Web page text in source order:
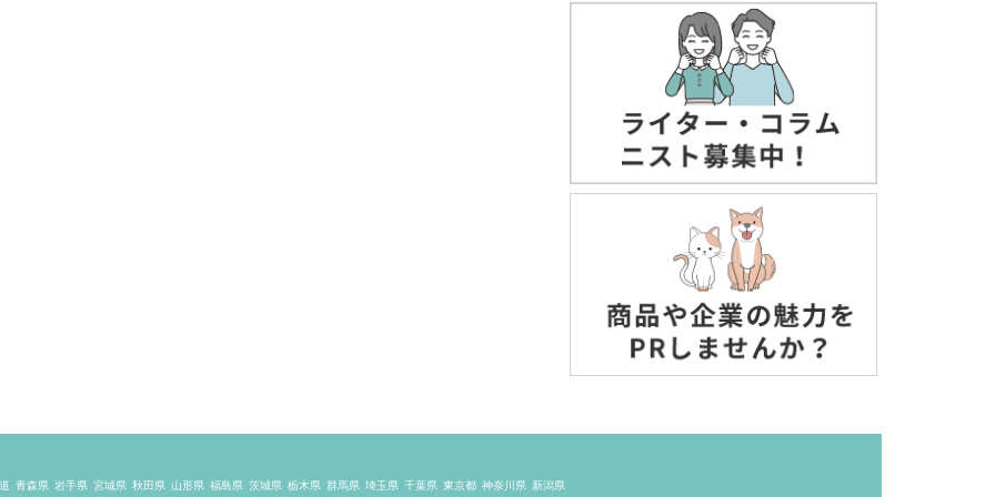
青森県 岩手県 宮城県 秋田県 山形県 福島県 茨城県 栃木県 群馬県 埼玉県 千葉県 東京都 神奈川県 新潟県